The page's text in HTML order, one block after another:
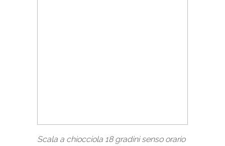
Scala a chiocciola 18 gradini senso orario